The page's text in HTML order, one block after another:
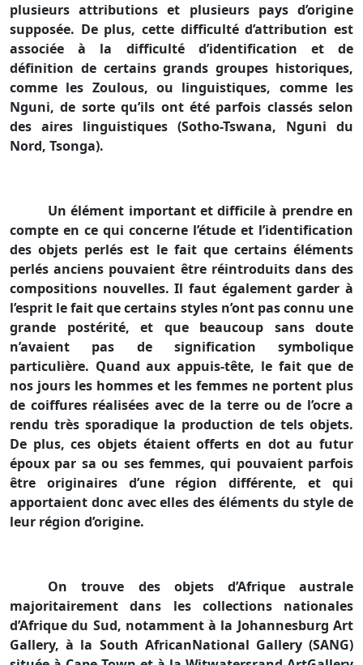
plusieurs attributions et plusieurs pays d’origine
supposée. De plus, cette difficulté d’attribution est
associée à la difficulté d’identification et de
définition de certains grands groupes historiques,
comme les Zoulous, ou linguistiques, comme les
Nguni, de sorte qu’ils ont été parfois classés selon
des aires linguistiques (Sotho-Tswana, Nguni du
Nord, Tsonga).
Un élément important et difficile à prendre en
compte en ce qui concerne l’étude et l’identification
des objets perlés est le fait que certains éléments
perlés anciens pouvaient être réintroduits dans des
compositions nouvelles. Il faut également garder à
l’esprit le fait que certains styles n’ont pas connu une
grande postérité, et que beaucoup sans doute
n’avaient pas de signification symbolique
particulière. Quand aux appuis-tête, le fait que de
nos jours les hommes et les femmes ne portent plus
de coiffures réalisées avec de la terre ou de l’ocre a
rendu très sporadique la production de tels objets.
De plus, ces objets étaient offerts en dot au futur
époux par sa ou ses femmes, qui pouvaient parfois
être originaires d’une région différente, et qui
apportaient donc avec elles des éléments du style de
leur région d’origine.
On trouve des objets d’Afrique australe
majoritairement dans les collections nationales
d’Afrique du Sud, notamment à la Johannesburg Art
Gallery, à la South AfricanNational Gallery (SANG)